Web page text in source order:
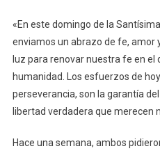
«En este domingo de la
enviamos un abrazo de fe, amor
luz para renovar nuestra fe en el
humanidad. Los esfuerzos de
perseverancia, son la garantía
libertad verdadera que merecen
Hace una semana, ambos